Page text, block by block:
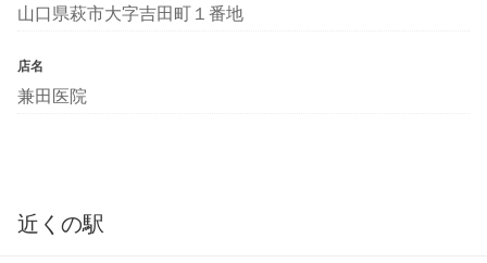
山口県萩市大字吉田町１番地
店名
兼田医院
近くの駅